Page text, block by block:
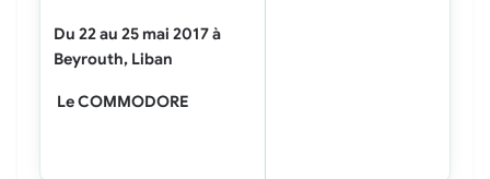
Du 22 au 25 mai 2017 à
Beyrouth, Liban
LeCOMMODORE